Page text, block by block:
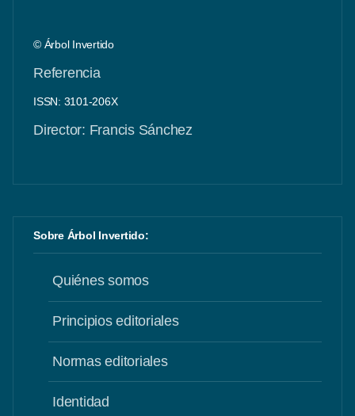
© Árbol Invertido
Referencia
ISSN: 3101-206X
Director: Francis Sánchez
Sobre Árbol Invertido:
Quiénes somos
Principios editoriales
Normas editoriales
Identidad